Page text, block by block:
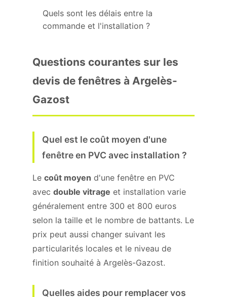
Quels sont les délais entre la
commande et l'installation ?
Questions courantes sur les
devis de fenêtres à Argelès-
Gazost
Quel est le coût moyen d'une
fenêtre en PVC avec installation ?
Le coût moyen d'une fenêtre en PVC
avec double vitrage et installation varie
généralement entre 300 et 800 euros
selon la taille et le nombre de battants. Le
prix peut aussi changer suivant les
particularités locales et le niveau de
finition souhaité à Argelès-Gazost.
Quelles aides pour remplacer vos